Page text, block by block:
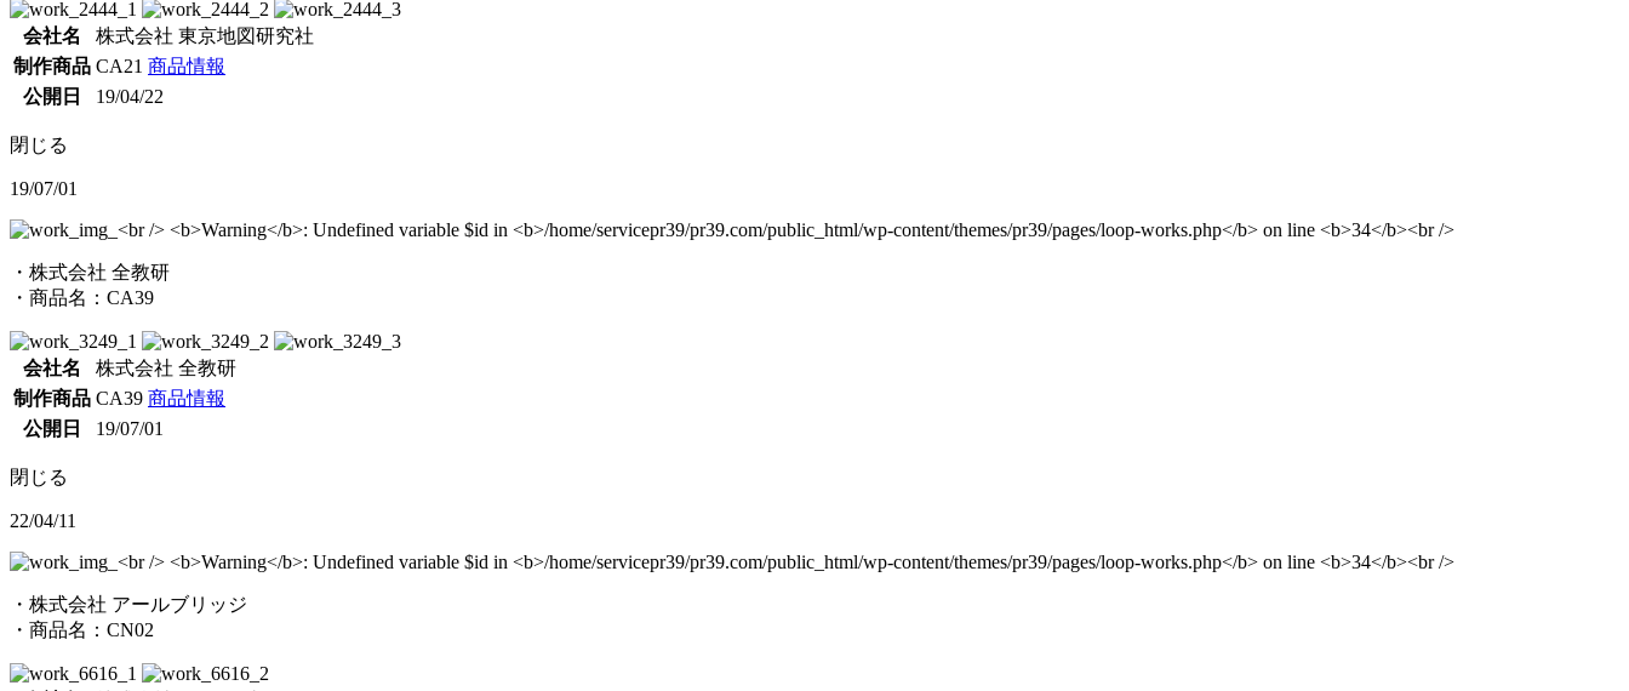
会社名
株式会社 東京地図研究社
制作商品 CA21 商品情報
公開日
19/04/22
閉じる
19/07/01
・株式会社 全教研
・商品名：CA39
会社名
株式会社 全教研
制作商品 CA39 商品情報
公開日
19/07/01
閉じる
22/04/11
・株式会社 アールブリッジ
・商品名：CN02